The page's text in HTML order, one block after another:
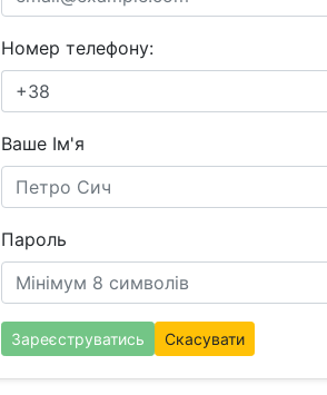
Номер телефону:
Ваше Ім'я
Пароль
Зареєструватись Скасувати